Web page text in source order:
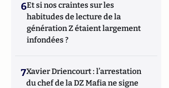
6Et si nos craintes sur les
habitudes de lecture de la
génération Z étaient largement
infondées ?
7Xavier Driencourt : l’arrestation
du chef de la DZ Mafia ne signe